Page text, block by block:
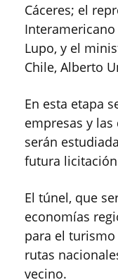
Cáceres; el
Interamericano
Lupo, y el
Chile, Alberto
En esta etapa
empresas y
serán
futura
El túnel, que
economías
para el
rutas
vecino.